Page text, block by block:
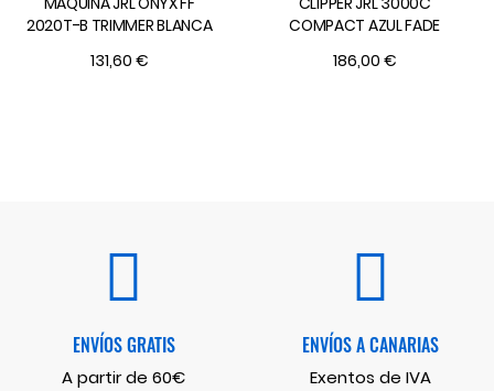
2020T-B TRIMMER BLANCA
131,60 €
COMPACT AZUL FADE
186,00 €
ENVÍOS GRATIS
A partir de 60€
ENVÍOS A CANARIAS
Exentos de IVA